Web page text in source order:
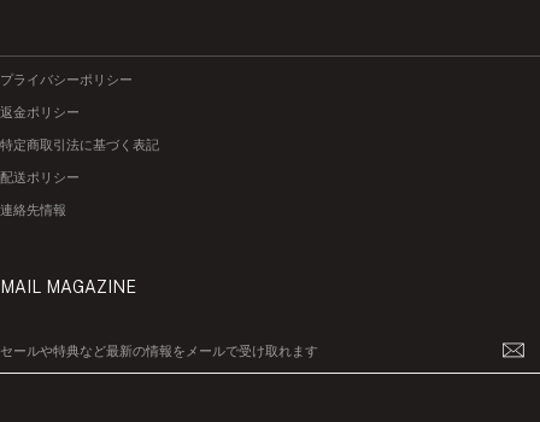
MAIL MAGAZINE
セールや特典など最新の情報をメールで受け取れます
プライバシーポリシー
返金ポリシー
特定商取引法に基づく表記
配送ポリシー
連絡先情報